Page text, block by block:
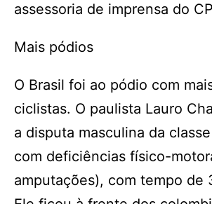
assessoria de imprensa do
Mais pódios
O Brasil foi ao pódio com
ciclistas. O paulista Lauro
a disputa masculina da
com deficiências físico-
amputações), com tempo de